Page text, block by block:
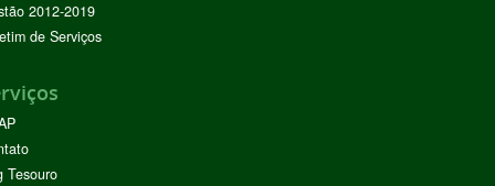
2012-2019
de Serviços
Tesouro